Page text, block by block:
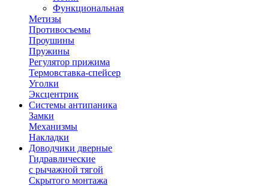
Функциональная
Метизы
Противосъемы
Проушины
Пружины
Регулятор прижима
Термовставка-спейсер
Уголки
Эксцентрик
Системы антипаника
Замки
Механизмы
Накладки
Доводчики дверные
Гидравлические
с рычажной тягой
Скрытого монтажа